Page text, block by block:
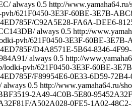
always 0.5 http://
pvh/621F0450-3E3F-60BE-3E7B-
C92A5E28-FA6A-DEE6-
always 0.5 http://
pvh/621F0450-3E3F-60BE-
D4A8571E-5B64-8346-
always 0.5 http://
lodki-pvh/621F0450-3E3F-60BE-
F89954E6-0E33-6D59-
always 0.5 http://www.yamaha64.ru/
2A49-4C0B-5E80-
A502A028-0FE5-1A02-